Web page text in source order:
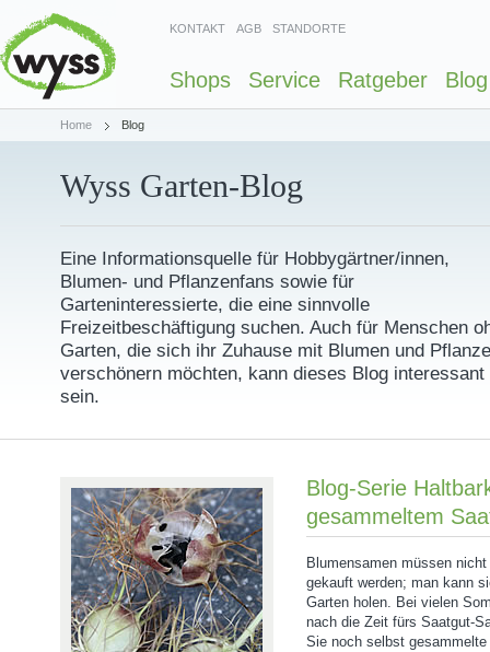
KONTAKT AGB STANDORTE
Shops Service Ratgeber Blog
Home Blog
Wyss Garten-Blog
Eine Informationsquelle für Hobbygärtner/innen,
Blumen- und Pflanzenfans sowie für
Garteninteressierte, die eine sinnvolle
Freizeitbeschäftigung suchen. Auch für Menschen
Garten, die sich ihr Zuhause mit Blumen und
verschönern möchten, kann dieses Blog interessant
sein.
Blog-Serie
gesammeltem
Blumensamen müssen
gekauft werden; man kann
Garten holen. Bei vielen
nach die Zeit fürs Saatgut-
Sie noch selbst